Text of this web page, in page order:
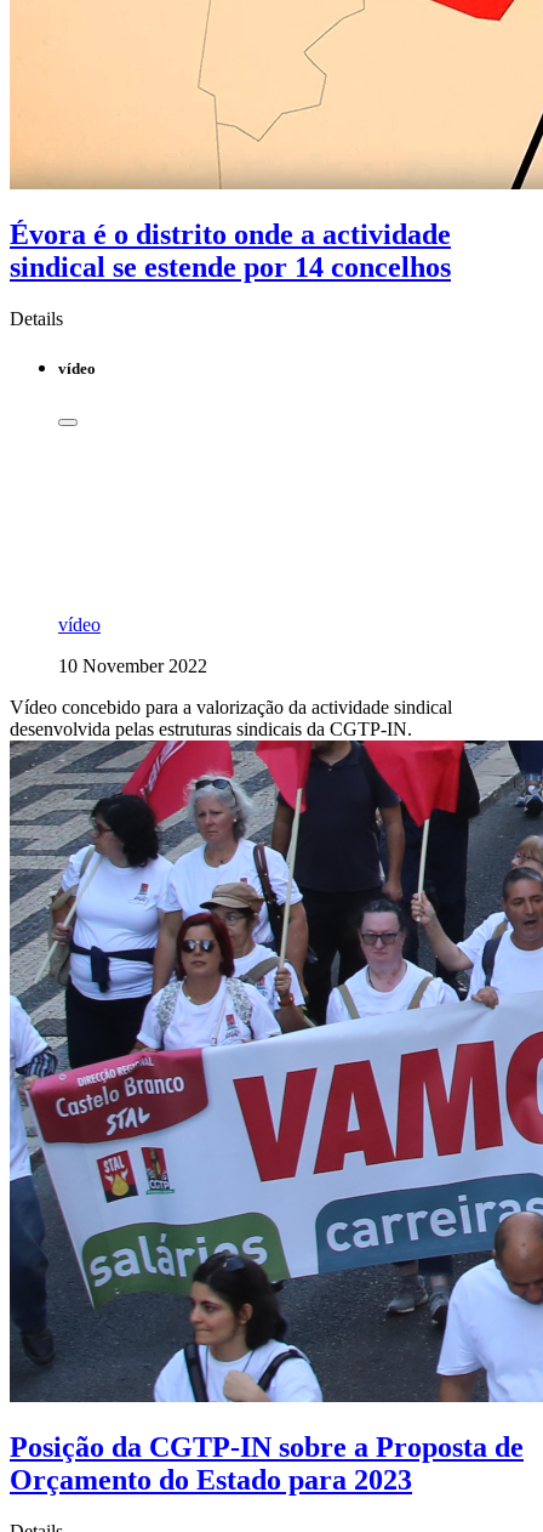
Évora é o distrito onde a actividade
sindical se estende por 14 concelhos
Details
vídeo
vídeo
10 November 2022
Vídeo concebido para a valorização da actividade sindical
desenvolvida pelas estruturas sindicais da CGTP-IN.
Posição da CGTP-IN sobre a Proposta de
Orçamento do Estado para 2023